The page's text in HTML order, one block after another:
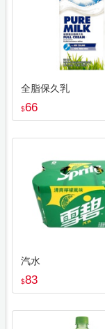
全脂保久乳
$66
汽水
$83